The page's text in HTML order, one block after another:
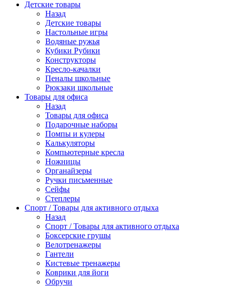
Детские товары
Назад
Детские товары
Настольные игры
Водяные ружья
Кубики Рубики
Конструкторы
Кресло-качалки
Пеналы школьные
Рюкзаки школьные
Товары для офиса
Назад
Товары для офиса
Подарочные наборы
Помпы и кулеры
Калькуляторы
Компьютерные кресла
Ножницы
Органайзеры
Ручки письменные
Сейфы
Степлеры
Спорт / Товары для активного отдыха
Назад
Спорт / Товары для активного отдыха
Боксерские грушы
Велотренажеры
Гантели
Кистевые тренажеры
Коврики для йоги
Обручи